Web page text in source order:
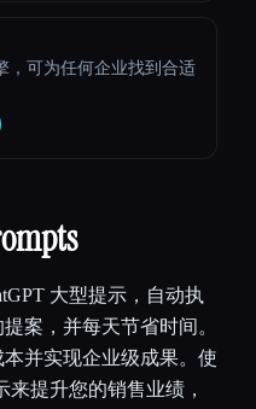
，可为任何企业找到合适
大型提示，自动执
案，并每天节省时间。
并实现企业级成果。使
来提升您的销售业绩，